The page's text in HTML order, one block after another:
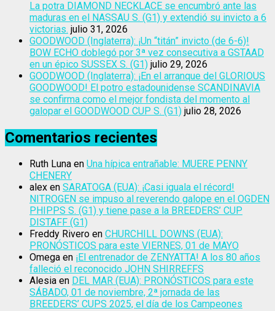
La potra DIAMOND NECKLACE se encumbró ante las
maduras en el NASSAU S. (G1) y extendió su invicto a 6
victorias. julio 31, 2026
GOODWOOD (Inglaterra): ¡Un “titán” invicto (de 6-6)!
BOW ECHO doblegó por 3ª vez consecutiva a GSTAAD
en un épico SUSSEX S. (G1) julio 29, 2026
GOODWOOD (Inglaterra): ¡En el arranque del GLORIOUS
GOODWOOD! El potro estadounidense SCANDINAVIA
se confirma como el mejor fondista del momento al
galopar el GOODWOOD CUP S. (G1) julio 28, 2026
Comentarios recientes
Ruth Luna en Una hípica entrañable: MUERE PENNY
CHENERY
alex en SARATOGA (EUA): ¡Casi iguala el récord!
NITROGEN se impuso al reverendo galope en el OGDEN
PHIPPS S. (G1) y tiene pase a la BREEDERS’ CUP
DISTAFF (G1)
Freddy Rivero en CHURCHILL DOWNS (EUA):
PRONÓSTICOS para este VIERNES, 01 de MAYO
Omega en ¡El entrenador de ZENYATTA! A los 80 años
falleció el reconocido JOHN SHIRREFFS
Alesia en DEL MAR (EUA): PRONÓSTICOS para este
SÁBADO, 01 de noviembre, 2ª jornada de las
BREEDERS’ CUPS 2025, el día de los Campeones